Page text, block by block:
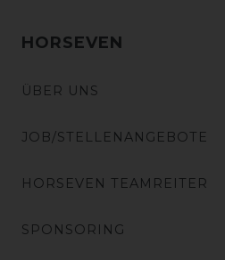
HORSEVEN
ÜBER UNS
JOB/STELLENANGEBOTE
HORSEVEN TEAMREITER
SPONSORING